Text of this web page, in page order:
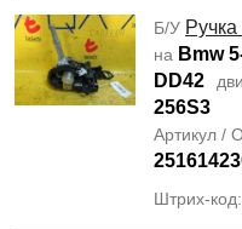
Б/У
на Bmw
DD42
256S3
Артикул /
Штрих-